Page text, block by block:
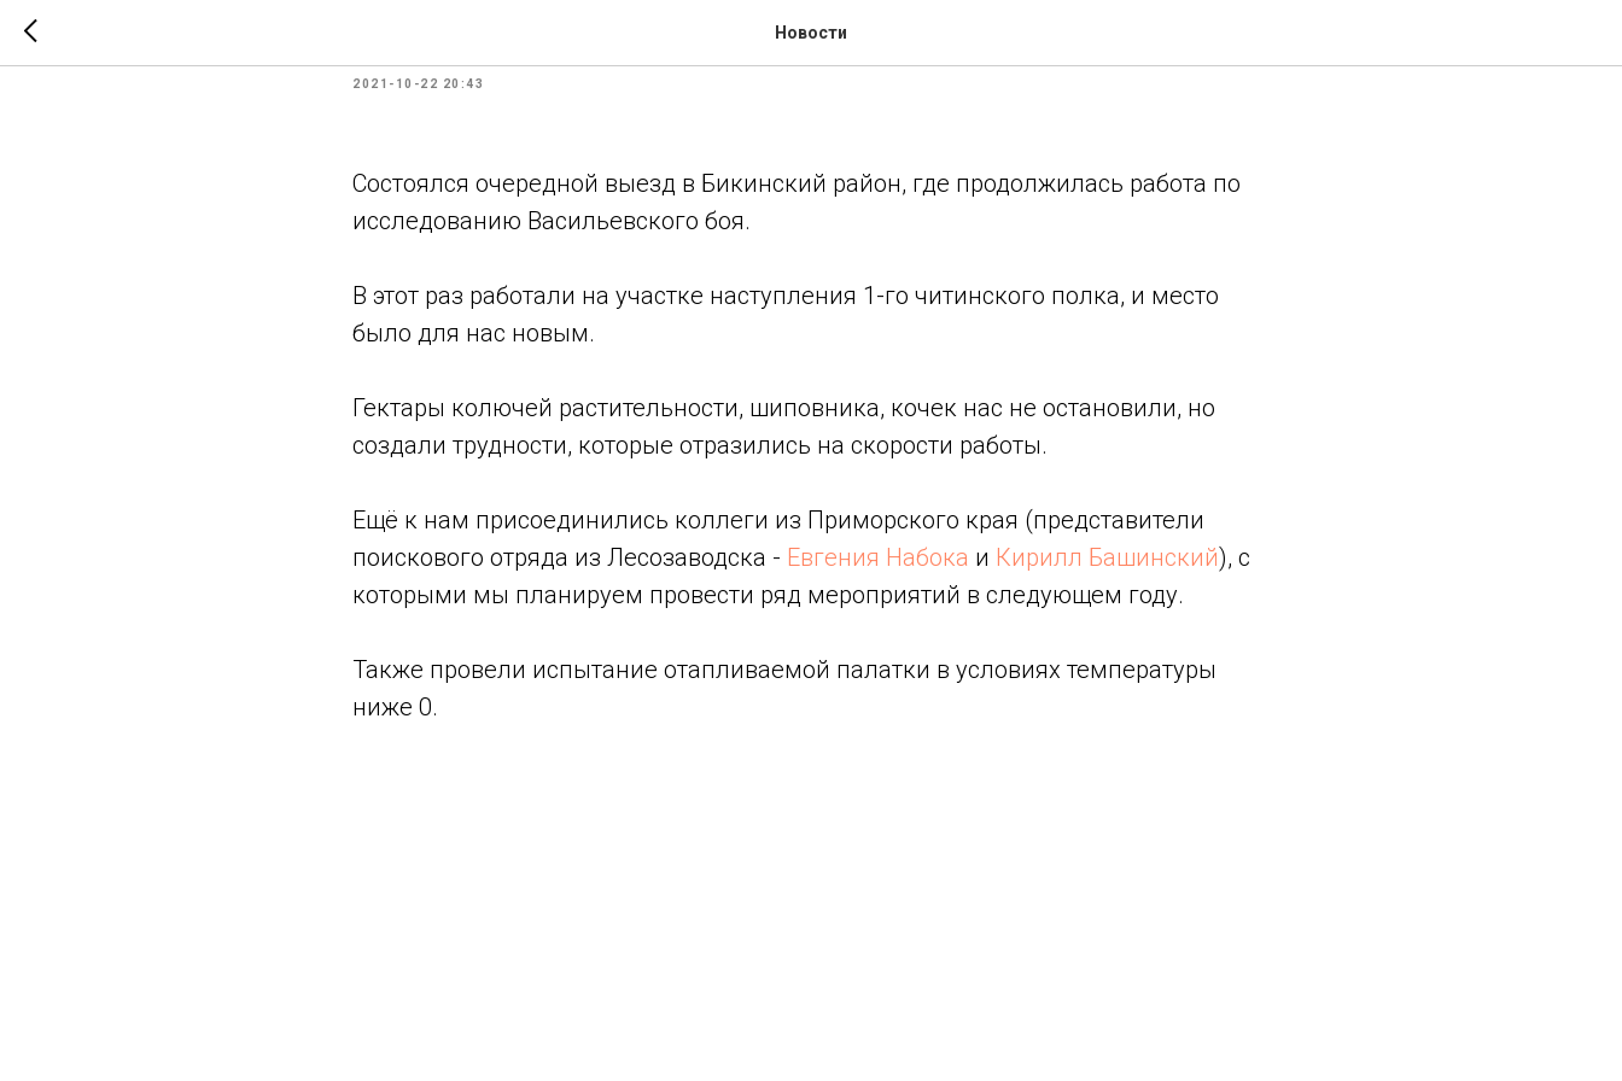
Новости
Очередной выезд в Бикинский район
2021-10-22 20:43
Состоялся очередной выезд в Бикинский район, где продолжилась работа по
исследованию Васильевского боя.
В этот раз работали на участке наступления 1-го читинского полка, и место
было для нас новым.
Гектары колючей растительности, шиповника, кочек нас не остановили, но
создали трудности, которые отразились на скорости работы.
Ещё к нам присоединились коллеги из Приморского края (представители
поискового отряда из Лесозаводска - Евгения Набока и Кирилл Башинский), с
которыми мы планируем провести ряд мероприятий в следующем году.
Также провели испытание отапливаемой палатки в условиях температуры
ниже 0.